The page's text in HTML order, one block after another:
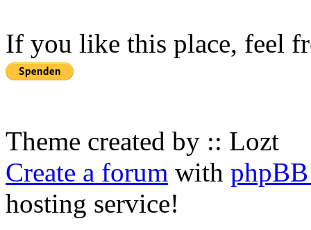
If you like this place, feel
Theme created by :: Lozt
Create a forum with
hosting service!